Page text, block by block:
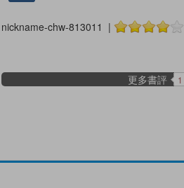
nickname-chw-813011 |
更多書評 1